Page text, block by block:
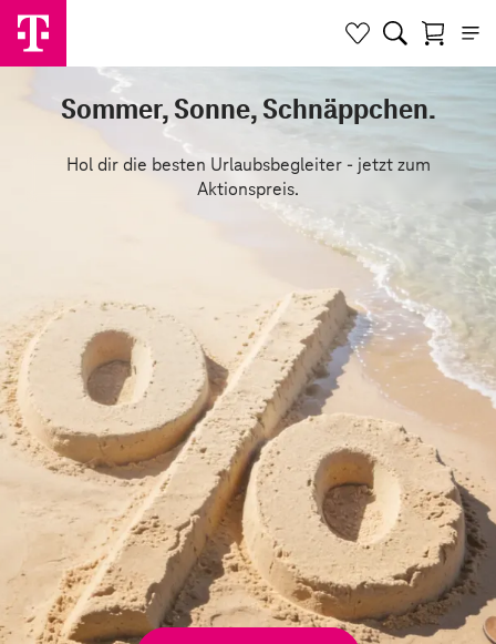
Sommer, Sonne, Schnäppchen.
Hol dir die besten Urlaubsbegleiter - jetzt zum
Aktionspreis.